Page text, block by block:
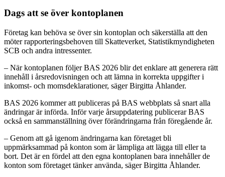
Dags att se över kontoplanen
Företag kan behöva se över sin kontoplan och säkerställa att den
möter rapporteringsbehoven till Skatteverket, Statistikmyndigheten
SCB och andra intressenter.
– När kontoplanen följer BAS 2026 blir det enklare att generera rätt
innehåll i årsredovisningen och att lämna in korrekta uppgifter i
inkomst- och momsdeklarationer, säger Birgitta Åhlander.
BAS 2026 kommer att publiceras på BAS webbplats så snart alla
ändringar är införda. Inför varje årsuppdatering publicerar BAS
också en sammanställning över förändringarna från föregående år.
– Genom att gå igenom ändringarna kan företaget bli
uppmärksammad på konton som är lämpliga att lägga till eller ta
bort. Det är en fördel att den egna kontoplanen bara innehåller de
konton som företaget tänker använda, säger Birgitta Åhlander.